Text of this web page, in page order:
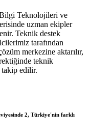
Teknolojileri ve
uzman ekipler
Teknik destek
tarafından
merkezine aktarılır,
teknik
edilir.
2, Türkiye'nin farklı